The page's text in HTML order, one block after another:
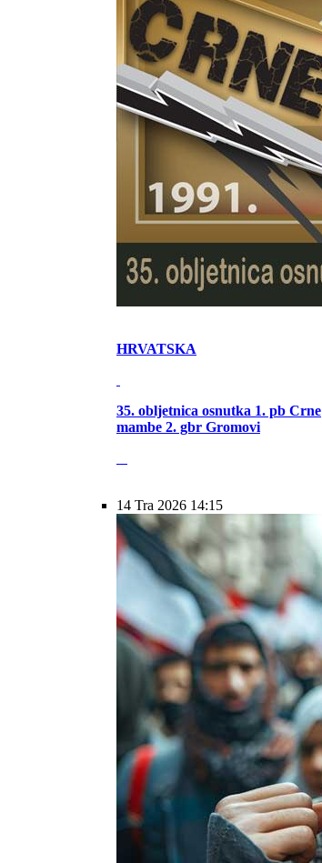
HRVATSKA
35. obljetnica osnutka 1. pb Crne
mambe 2. gbr Gromovi
14 Tra 2026 14:15